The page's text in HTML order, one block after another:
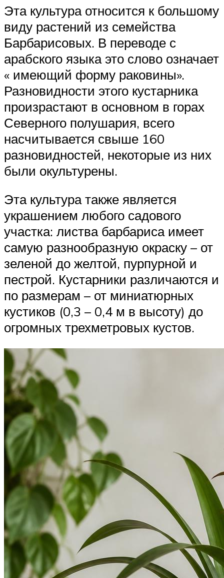
Эта культура относится к большому
виду растений из семейства
Барбарисовых. В переводе с
арабского языка это слово означает
« имеющий форму раковины».
Разновидности этого кустарника
произрастают в основном в горах
Северного полушария, всего
насчитывается свыше 160
разновидностей, некоторые из них
были окультурены.
Эта культура также является
украшением любого садового
участка: листва барбариса имеет
самую разнообразную окраску – от
зеленой до желтой, пурпурной и
пестрой. Кустарники различаются и
по размерам – от миниатюрных
кустиков (0,3 – 0,4 м в высоту) до
огромных трехметровых кустов.